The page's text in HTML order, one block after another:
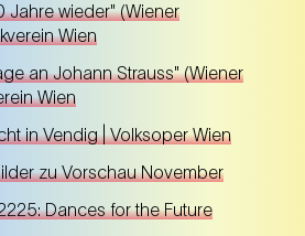
Jahre wieder" (Wiener
Wien
an Johann Strauss" (Wiener
Wien
in Vendig | Volksoper Wien
zu Vorschau November
Dances for the Future